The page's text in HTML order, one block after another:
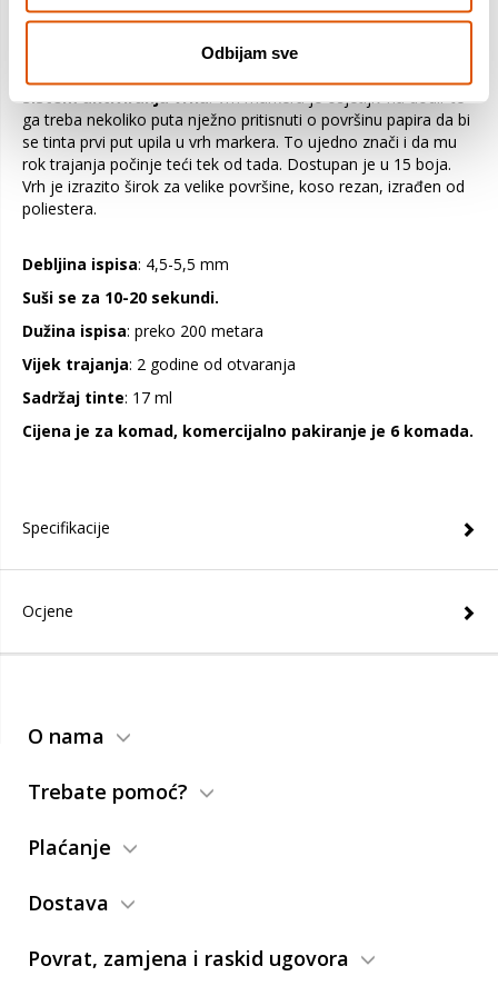
Odbijam sve
S glatkih neporoznih površina lako se brišu a ako se ispis fiksira
sistem aktiviranja vrha. Vrh markera je osjetljiv na dodir te
ga treba nekoliko puta nježno pritisnuti o površinu papira da bi
se tinta prvi put upila u vrh markera. To ujedno znači i da mu
rok trajanja počinje teći tek od tada. Dostupan je u 15 boja.
Vrh je izrazito širok za velike površine, koso rezan, izrađen od
poliestera.
Debljina ispisa: 4,5-5,5 mm
Suši se za 10-20 sekundi.
Dužina ispisa: preko 200 metara
Vijek trajanja: 2 godine od otvaranja
Sadržaj tinte: 17 ml
Cijena je za komad, komercijalno pakiranje je 6 komada.
Specifikacije
Ocjene
O nama
Trebate pomoć?
Plaćanje
Dostava
Povrat, zamjena i raskid ugovora